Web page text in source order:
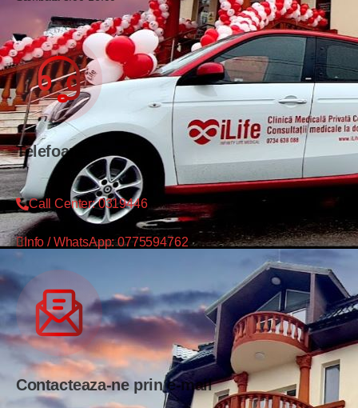
Telefoane
Call Center: 0319446
Info / WhatsApp: 0775594762
Contacteaza-ne prin e-mail